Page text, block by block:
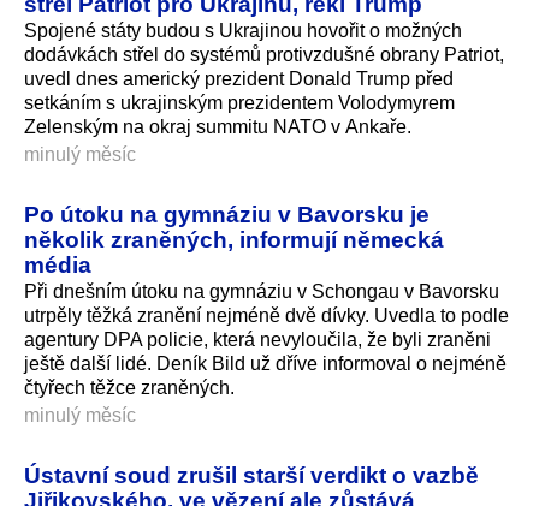
Spojené státy budou s Ukrajinou hovořit o možných
dodávkách střel do systémů protivzdušné obrany Patriot,
uvedl dnes americký prezident Donald Trump před
setkáním s ukrajinským prezidentem Volodymyrem
Zelenským na okraj summitu NATO v Ankaře.
minulý měsíc
Po útoku na gymnáziu v Bavorsku je
několik zraněných, informují německá
média
Při dnešním útoku na gymnáziu v Schongau v Bavorsku
utrpěly těžká zranění nejméně dvě dívky. Uvedla to podle
agentury DPA policie, která nevyloučila, že byli zraněni
ještě další lidé. Deník Bild už dříve informoval o nejméně
čtyřech těžce zraněných.
minulý měsíc
Ústavní soud zrušil starší verdikt o vazbě
Jiřikovského, ve vězení ale zůstává